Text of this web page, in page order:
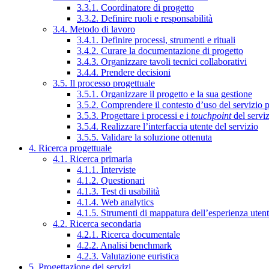
3.3.1. Coordinatore di progetto
3.3.2. Definire ruoli e responsabilità
3.4. Metodo di lavoro
3.4.1. Definire processi, strumenti e rituali
3.4.2. Curare la documentazione di progetto
3.4.3. Organizzare tavoli tecnici collaborativi
3.4.4. Prendere decisioni
3.5. Il processo progettuale
3.5.1. Organizzare il progetto e la sua gestione
3.5.2. Comprendere il contesto d’uso del servizio
3.5.3. Progettare i processi e i touchpointdel
3.5.4. Realizzare l’interfaccia utente del servizio
3.5.5. Validare la soluzione ottenuta
4. Ricerca progettuale
4.1. Ricerca primaria
4.1.1. Interviste
4.1.2. Questionari
4.1.3. Test di usabilità
4.1.4. Web analytics
4.1.5. Strumenti di mappatura dell’esperienza
4.2. Ricerca secondaria
4.2.1. Ricerca documentale
4.2.2. Analisi benchmark
4.2.3. Valutazione euristica
5. Progettazione dei servizi